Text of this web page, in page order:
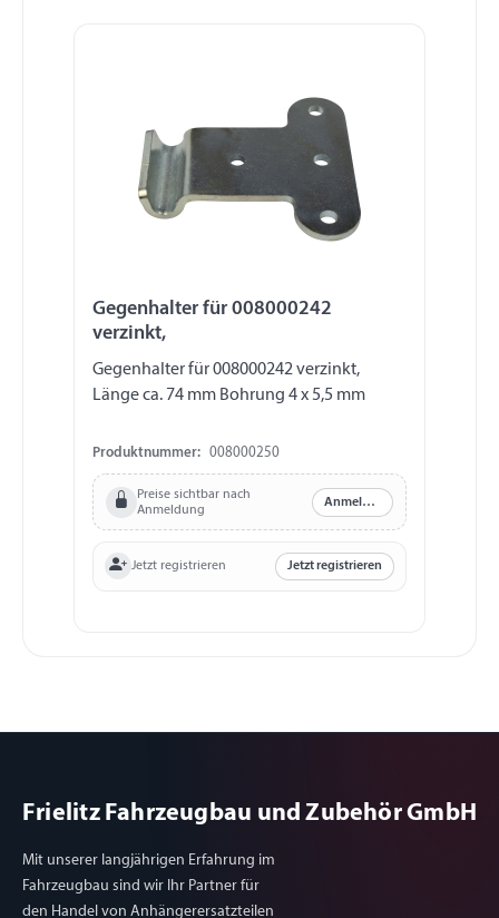
Gegenhalter für 008000242
verzinkt,
Gegenhalter für 008000242 verzinkt,
Länge ca. 74 mm Bohrung 4 x 5,5 mm
Produktnummer: 008000250
Preise sichtbar nach
Anmeldung
Anmelden
Jetzt registrieren Jetzt registrieren
Frielitz Fahrzeugbau und Zubehör GmbH
Mit unserer langjährigen Erfahrung im
Fahrzeugbau sind wir Ihr Partner für
den Handel von Anhängerersatzteilen